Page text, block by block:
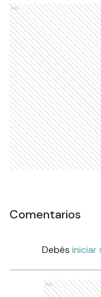
Ads
Comentarios
Debés iniciar
Ads